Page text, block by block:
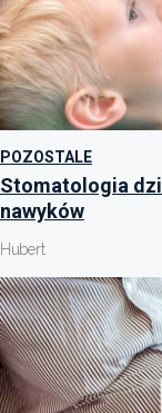
POZOSTALE
Stomatologia
nawyków
Hubert